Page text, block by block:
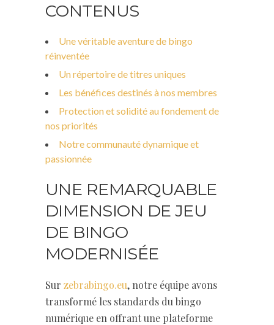
CONTENUS
Une véritable aventure de bingo
réinventée
Un répertoire de titres uniques
Les bénéfices destinés à nos membres
Protection et solidité au fondement de
nos priorités
Notre communauté dynamique et
passionnée
UNE REMARQUABLE
DIMENSION DE JEU
DE BINGO
MODERNISÉE
Sur zebrabingo.eu, notre équipe avons
transformé les standards du bingo
numérique en offrant une plateforme